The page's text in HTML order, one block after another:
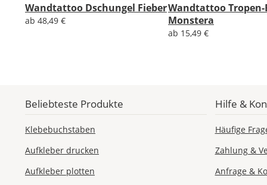
Wandtattoo Dschungel Fieber
ab 48,49 €
Wandtattoo
Monstera
ab 15,49 €
Beliebteste Produkte
Klebebuchstaben
Aufkleber drucken
Aufkleber plotten
Hilfe &
Häufige
Zahlung &
Anfrage &